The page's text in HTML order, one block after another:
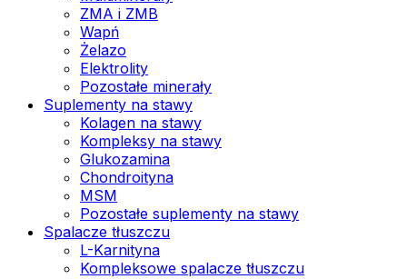
ZMA i ZMB
Wapń
Żelazo
Elektrolity
Pozostałe minerały
Suplementy na stawy
Kolagen na stawy
Kompleksy na stawy
Glukozamina
Chondroityna
MSM
Pozostałe suplementy na stawy
Spalacze tłuszczu
L-Karnityna
Kompleksowe spalacze tłuszczu